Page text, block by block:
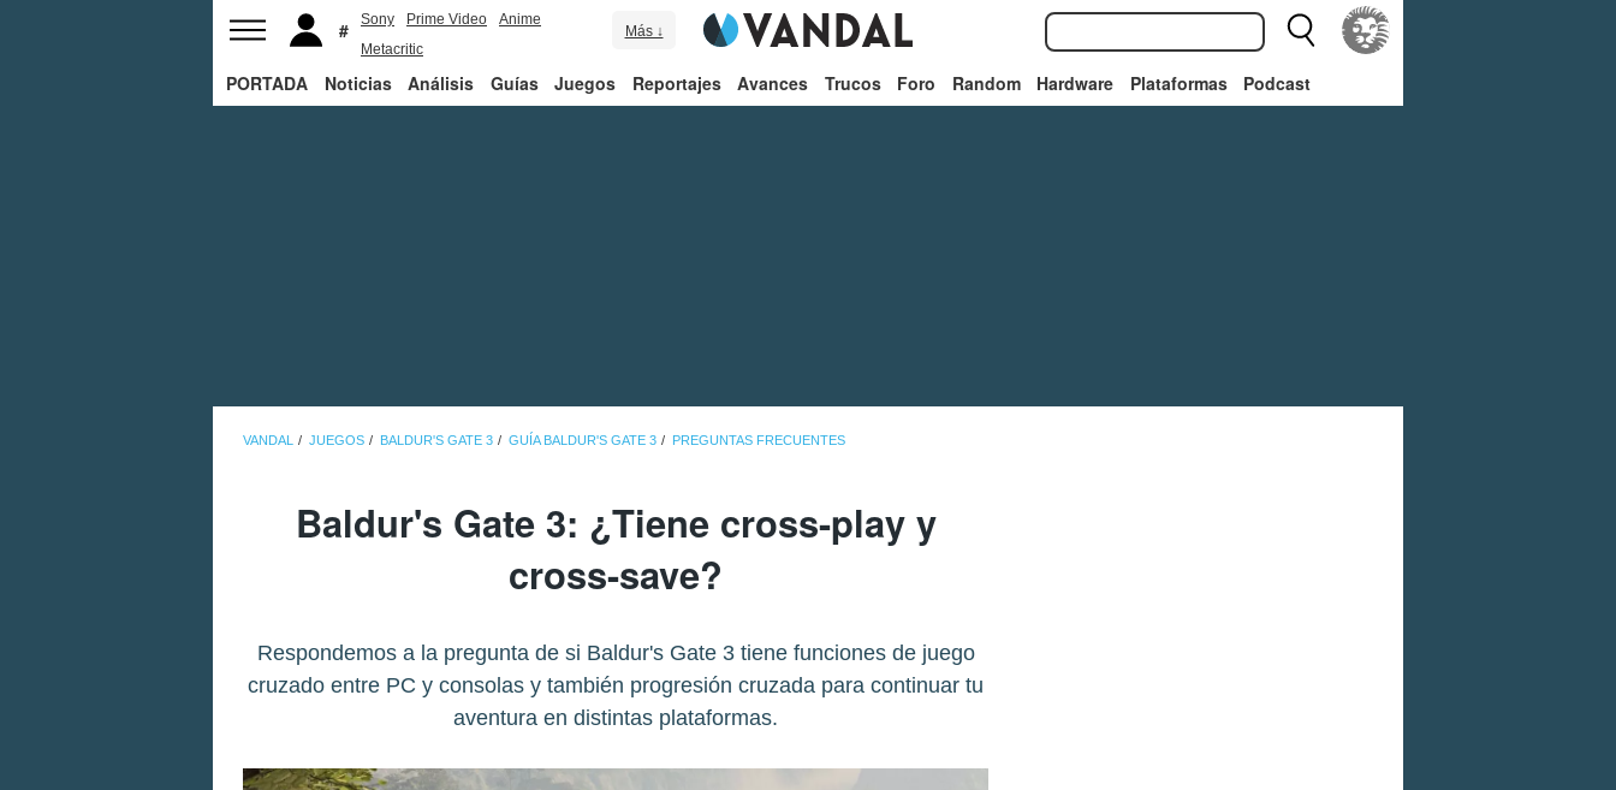
Sony Prime Video
Anime
Metacritic
Más ↓
PORTADA Noticias Análisis Guías Juegos Reportajes Avances Trucos Foro Random Hardware Plataformas Podcast
VANDAL JUEGOS BALDUR'S GATE 3 GUÍA BALDUR'S GATE 3 PREGUNTAS FRECUENTES
Baldur's Gate 3: ¿Tiene cross-play y
cross-save?
Respondemos a la pregunta de si Baldur's Gate 3 tiene funciones de juego
cruzado entre PC y consolas y también progresión cruzada para continuar tu
aventura en distintas plataformas.